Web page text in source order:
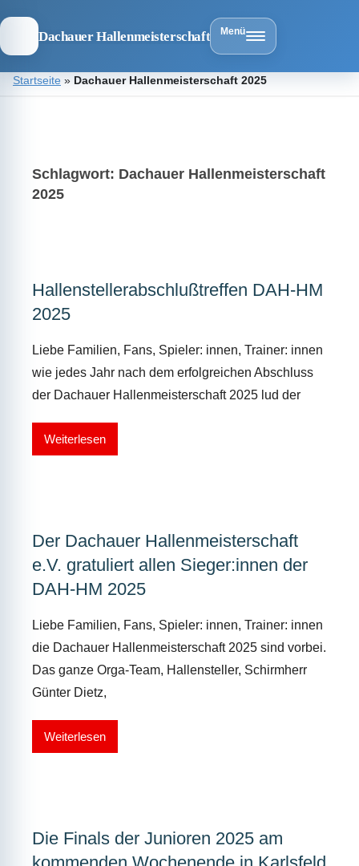
Dachauer Hallenmeisterschaft Menü
ZumStartseite » Dachauer Hallenmeisterschaft 2025
Schlagwort: Dachauer Hallenmeisterschaft
2025
Hallenstellerabschlußtreffen DAH-HM
2025
Liebe Familien, Fans, Spieler: innen, Trainer: innen
wie jedes Jahr nach dem erfolgreichen Abschluss
der Dachauer Hallenmeisterschaft 2025 lud der
Weiterlesen
Der Dachauer Hallenmeisterschaft
e.V. gratuliert allen Sieger:innen der
DAH-HM 2025
Liebe Familien, Fans, Spieler: innen, Trainer: innen
die Dachauer Hallenmeisterschaft 2025 sind vorbei.
Das ganze Orga-Team, Hallensteller, Schirmherr
Günter Dietz,
Weiterlesen
Die Finals der Junioren 2025 am